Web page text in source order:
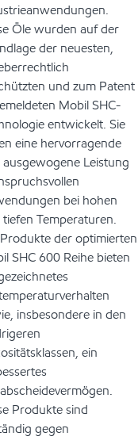
Öle wurden auf der
der neuesten,
und zum Patent
Mobil SHC-
entwickelt. Sie
eine hervorragende
Leistung
bei hohen
Temperaturen.
der optimierten
SHC 600 Reihe bieten
insbesondere in den
ein
Produkte sind
gegen